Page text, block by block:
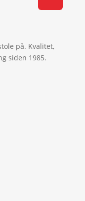
på. Kvalitet,
siden 1985.